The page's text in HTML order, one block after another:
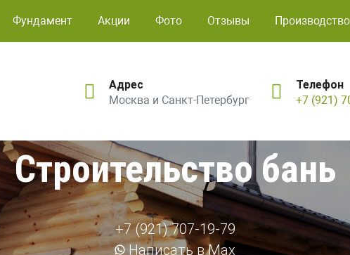
Фундамент Акции Фото Отзывы Производство
Адрес
Москва и Санкт-Петербург
Телефон
+7 (921)
Строительство бань
+7 (921) 707-19-79
Написать в Max